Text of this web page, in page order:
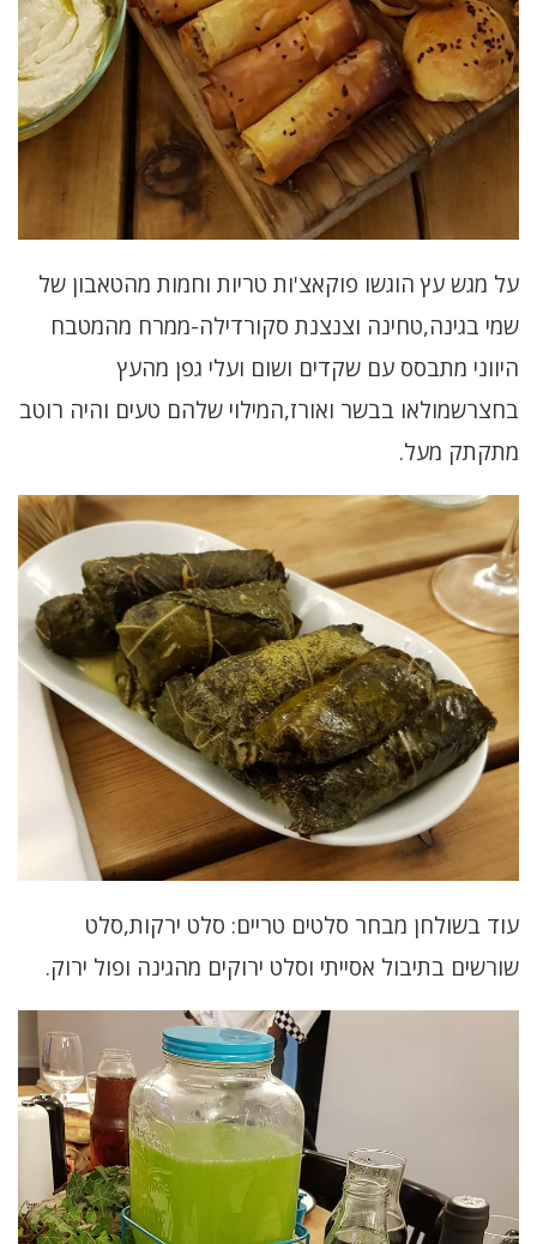
על מגש עץ הוגשו פוקאצ'ות טריות וחמות מהטאבון של
שמי בגינה,טחינה וצנצנת סקורדילה-ממרח מהמטבח
היווני מתבסס עם שקדים ושום ועלי גפן מהעץ
בחצרשמולאו בבשר ואורז,המילוי שלהם טעים והיה רוטב
מתקתק מעל.
עוד בשולחן מבחר סלטים טריים: סלט ירקות,סלט
שורשים בתיבול אסייתי וסלט ירוקים מהגינה ופול ירוק.